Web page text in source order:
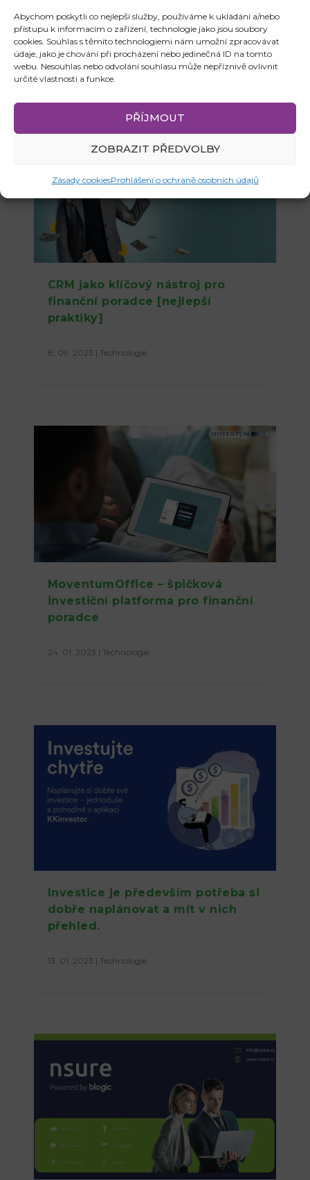
Abychom poskytli co nejlepší služby, používáme k ukládání a/nebo
přístupu k informacím o zařízení, technologie jako jsou soubory
cookies. Souhlas s těmito technologiemi nám umožní zpracovávat
údaje, jako je chování při procházení nebo jedinečná ID na tomto
webu. Nesouhlas nebo odvolání souhlasu může nepříznivě ovlivnit
určité vlastnosti a funkce.
PŘÍJMOUT
ZOBRAZIT PŘEDVOLBY
Zásady cookiesProhlášení o ochraně osobních údajů
trhu
15. 09. 2023| Technologie
CRM jako klíčový nástroj pro
finanční poradce [nejlepší
praktiky]
8. 09. 2023 | Technologie
MoventumOffice – špičková
investiční platforma pro finanční
poradce
24. 01. 2023 | Technologie
Investice je především potřeba si
dobře naplánovat a mít v nich
přehled.
13. 01. 2023 | Technologie